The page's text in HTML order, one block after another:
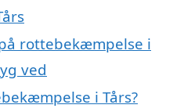
rottebekæmpelse i
ved
i Tårs?